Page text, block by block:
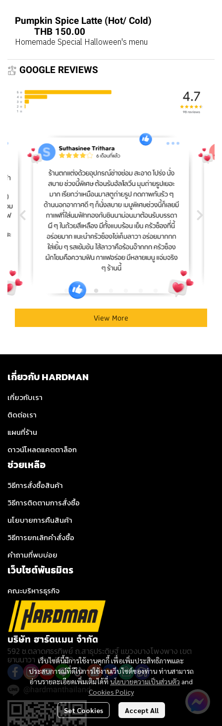
Pumpkin Spice Latte (Hot/ Cold)
THB 150.00
Homemade Special Halloween's menu
GOOGLE REVIEWS
View More
เว็บไซต์นี้มีการใช้งานคุกกี้ เพื่อเพิ่มประสิทธิภาพและ
ประสบการณ์ที่ดีในการใช้งานเว็บไซต์ของท่าน ท่านสามารถ
อ่านรายละเอียดเพิ่มเติมได้ที่นโยบายความเป็นส่วนตัว and
Cookies Policy
Set Cookies Accept All
เกี่ยวกับ HARDMAN
เกี่ยวกับเรา
ติดต่อเรา
แผนที่ร้าน
ดาวน์โหลดแคตตาล็อก
ช่วยเหลือ
วิธีการสั่งซื้อสินค้า
วิธีการติดตามการสั่งซื้อ
นโยบายการคืนสินค้า
วิธีการยกเลิกคำสั่งซื้อ
คำถามที่พบบ่อย
เว็บไซต์พันธมิตร
คณะบริหารธุรกิจ
บริษัท ฮาร์ดแมน จำกัด
592 ซ.ตลาดศธรทิพย์ ถ.สาธุประดิษฐ์ แขวงบางโพงพาง เขต
ยานนาวา กทม. 10120
@hardmanthailand